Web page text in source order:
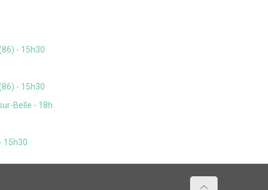
- 15h30
- 15h30
Belle - 18h
15h30